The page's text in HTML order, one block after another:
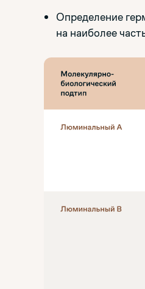
Определение
на наиболее